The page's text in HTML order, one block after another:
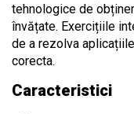
tehnologice de
învățate. Exercițiile
de a rezolva
corecta.
Caracteristici